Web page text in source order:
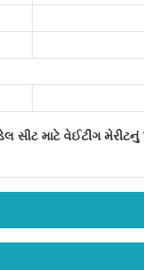
સીટ માટે વેઈટીંગ